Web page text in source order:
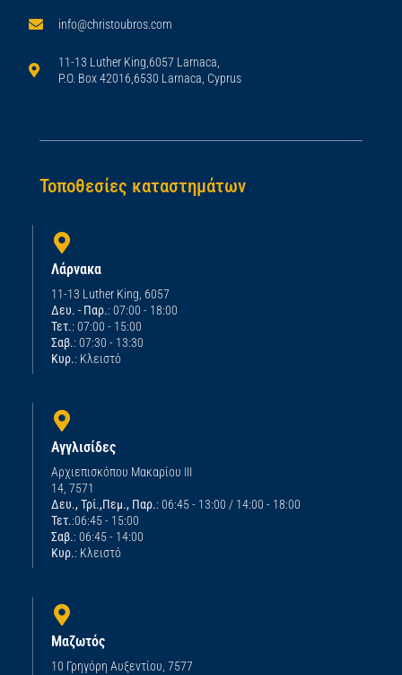
info@christoubros.com
11-13 Luther King,6057 Larnaca,
P.O. Box 42016,6530 Larnaca, Cyprus
Τοποθεσίες καταστημάτων
Λάρνακα
11-13 Luther King, 6057
Δευ. - Παρ.: 07:00 - 18:00
Τετ.: 07:00 - 15:00
Σαβ.: 07:30 - 13:30
Κυρ.: Κλειστό
Αγγλισίδες
Αρχιεπισκόπου Μακαρίου ΙΙΙ
14, 7571
Δευ., Τρί.,Πεμ., Παρ.: 06:45 - 13:00 / 14:00 - 18:00
Τετ.:06:45 - 15:00
Σαβ.: 06:45 - 14:00
Κυρ.: Κλειστό
Μαζωτός
10 Γρηγόρη Αυξεντίου, 7577